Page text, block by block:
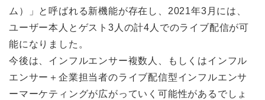
ム）」と呼ばれる新機能が存在し、2021年3月には、
ユーザー本人とゲスト3人の計4人でのライブ配信が可
能になりました。
今後は、インフルエンサー複数人、もしくはインフル
エンサー＋企業担当者のライブ配信型インフルエンサ
ーマーケティングが広がっていく可能性があるでしょ